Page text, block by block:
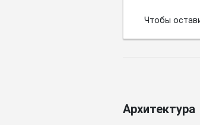
Чтобы
Архитектура